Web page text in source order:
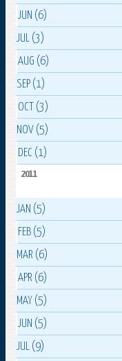
JUN (6)
JUL (3)
AUG (6)
SEP (1)
OCT (3)
NOV (5)
DEC (1)
2011
JAN (5)
FEB (5)
MAR (6)
APR (6)
MAY (5)
JUN (5)
JUL (9)